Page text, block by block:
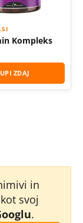
Kompleks
ZDAJ
in
kot svoj
.